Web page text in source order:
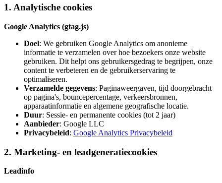
1. Analytische cookies
Google Analytics (gtag.js)
Doel: We gebruiken Google Analytics om anonieme
informatie te verzamelen over hoe bezoekers onze website
gebruiken. Dit helpt ons gebruikersgedrag te begrijpen, onze
content te verbeteren en de gebruikerservaring te
optimaliseren.
Verzamelde gegevens: Paginaweergaven, tijd doorgebracht
op pagina's, bouncepercentage, verkeersbronnen,
apparaatinformatie en algemene geografische locatie.
Duur: Sessie- en permanente cookies (tot 2 jaar)
Aanbieder: Google LLC
Privacybeleid: Google Analytics Privacybeleid
2. Marketing- en leadgeneratiecookies
Leadinfo